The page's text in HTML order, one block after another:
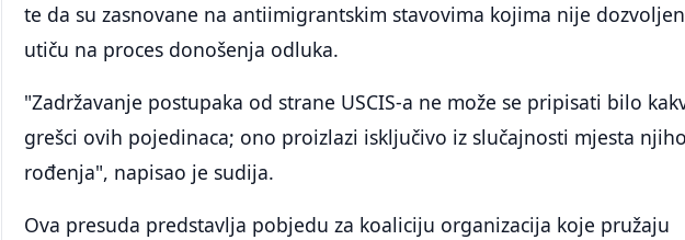
te da su zasnovane na antiimigrantskim stavovima kojima nije
utiču na proces donošenja odluka.
"Zadržavanje postupaka od strane USCIS-a ne može se pripisati bilo
grešci ovih pojedinaca; ono proizlazi isključivo iz slučajnosti mjesta
rođenja", napisao je sudija.
Ova presuda predstavlja pobjedu za koaliciju organizacija koje pružaju